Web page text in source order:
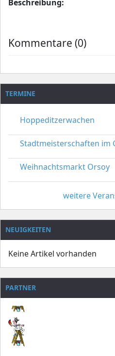
Beschreibung:
Kommentare (0)
TERMINE
Hoppeditzerwachen
Stadtmeisterschaften im
Weihnachtsmarkt Orsoy
weitere
NEUIGKEITEN
Keine Artikel vorhanden
PARTNER